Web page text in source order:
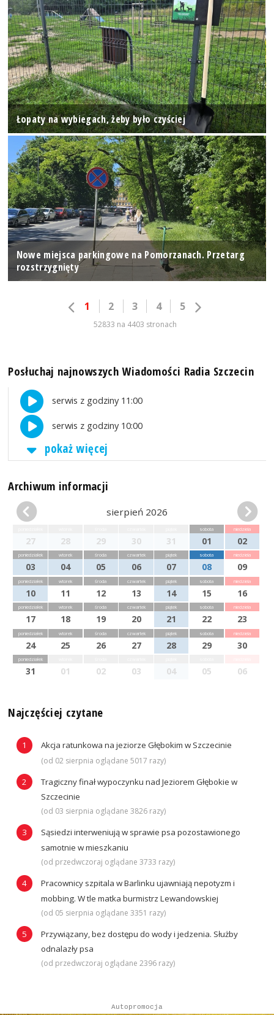
Łopaty na wybiegach, żeby było czyściej
Nowe miejsca parkingowe na Pomorzanach. Przetarg
rozstrzygnięty
1 2 3 4 5
52833 na 4403 stronach
Posłuchaj najnowszych Wiadomości Radia Szczecin
serwis z godziny 11:00
serwis z godziny 10:00
pokaż więcej
Archiwum informacji
sierpień 2026
27 28 29 30 31
sobota
01
niedziela
02
poniedziałek
03
wtorek
04
środa
05
czwartek
06
piątek
07
sobota
08
niedziela
09
poniedziałek
10
wtorek
11
środa
12
czwartek
13
piątek
14
sobota
15
niedziela
16
poniedziałek
17
wtorek
18
środa
19
czwartek
20
piątek
21
sobota
22
niedziela
23
poniedziałek
24
wtorek
25
środa
26
czwartek
27
piątek
28
sobota
29
niedziela
30
poniedziałek
31 01 02 03 04 05 06
Najczęściej czytane
Akcja ratunkowa na jeziorze Głębokim w Szczecinie
(od 02 sierpnia oglądane 5017 razy)
Tragiczny finał wypoczynku nad Jeziorem Głębokie w
Szczecinie
(od 03 sierpnia oglądane 3826 razy)
Sąsiedzi interweniują w sprawie psa pozostawionego
samotnie w mieszkaniu
(od przedwczoraj oglądane 3733 razy)
Pracownicy szpitala w Barlinku ujawniają nepotyzm i
mobbing. W tle matka burmistrz Lewandowskiej
(od 05 sierpnia oglądane 3351 razy)
Przywiązany, bez dostępu do wody i jedzenia. Służby
odnalazły psa
(od przedwczoraj oglądane 2396 razy)
Autopromocja